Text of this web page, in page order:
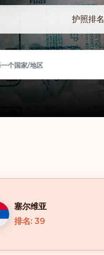
护照排名
个国家/地区
塞尔维亚
排名: 39